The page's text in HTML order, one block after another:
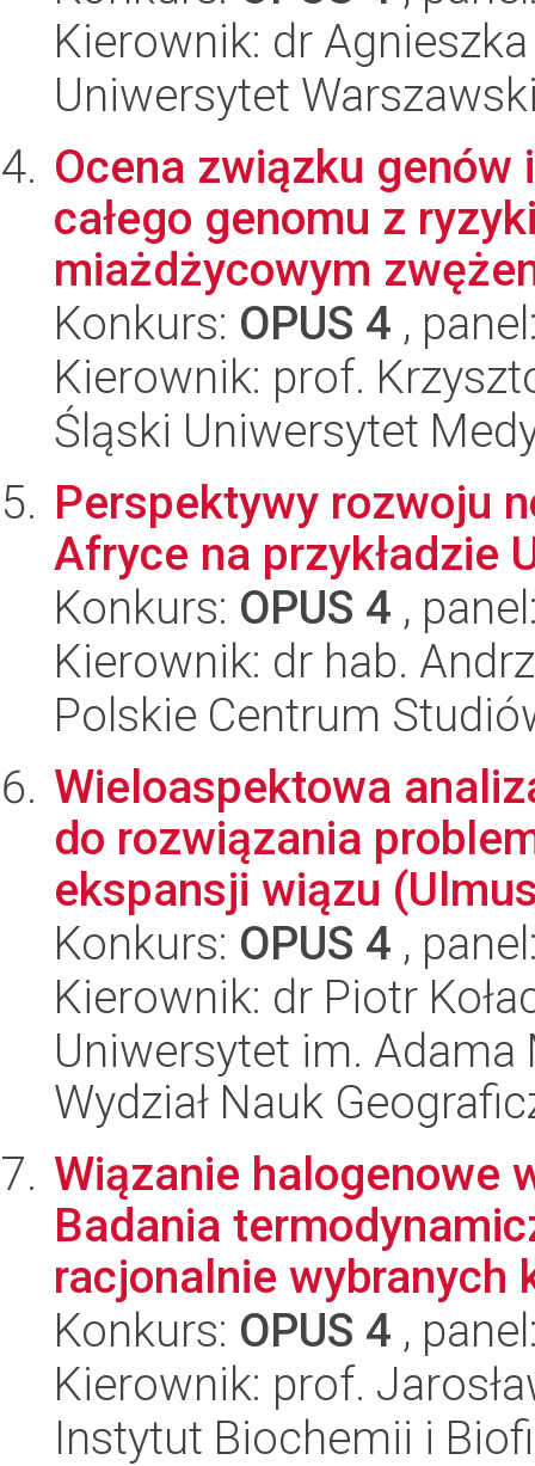
Kierownik: dr
Uniwersytet
Ocena związku
całego genomu z
miażdżycowym
Konkurs: OPUS 4 ,
Kierownik: prof.
Śląski Uniwersytet
Perspektywy rozwoju
Afryce na przykładzie
Konkurs: OPUS 4 ,
Kierownik: dr hab.
Polskie Centrum
Wieloaspektowa
do rozwiązania
ekspansji wiązu
Konkurs: OPUS 4 ,
Kierownik: dr Piotr
Uniwersytet im.
Wydział Nauk
Wiązanie halogenowe
Badania
racjonalnie wybranych
Konkurs: OPUS 4 ,
Kierownik: prof.
Instytut Biochemii i